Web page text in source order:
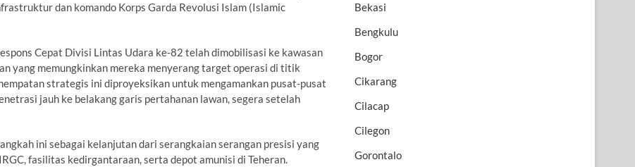
dan komando Korps Garda Revolusi Islam (Islamic
Cepat Divisi Lintas Udara ke-82 telah dimobilisasi ke kawasan
yang memungkinkan mereka menyerang target operasi di titik
strategis ini diproyeksikan untuk mengamankan pusat-pusat
jauh ke belakang garis pertahanan lawan, segera setelah
ini sebagai kelanjutan dari serangkaian serangan presisi yang
fasilitas kedirgantaraan, serta depot amunisi di Teheran.
Bekasi
Bengkulu
Bogor
Cikarang
Cilacap
Cilegon
Gorontalo